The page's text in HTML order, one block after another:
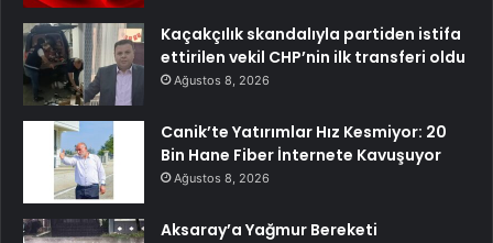
Kaçakçılık skandalıyla partiden istifa
ettirilen vekil CHP’nin ilk transferi oldu
Ağustos 8, 2026
Canik’te Yatırımlar Hız Kesmiyor: 20
Bin Hane Fiber İnternete Kavuşuyor
Ağustos 8, 2026
Aksaray’a Yağmur Bereketi